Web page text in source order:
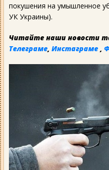
покушения на умышленное
УК Украины).
Читайте наши новости
Телеграме, Инстаграме ,